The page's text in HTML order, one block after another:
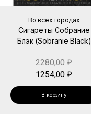
Во всех городах
Сигареты Собрание
Блэк (Sobranie Black)
2280,00₽
1254,00 ₽
В корзину